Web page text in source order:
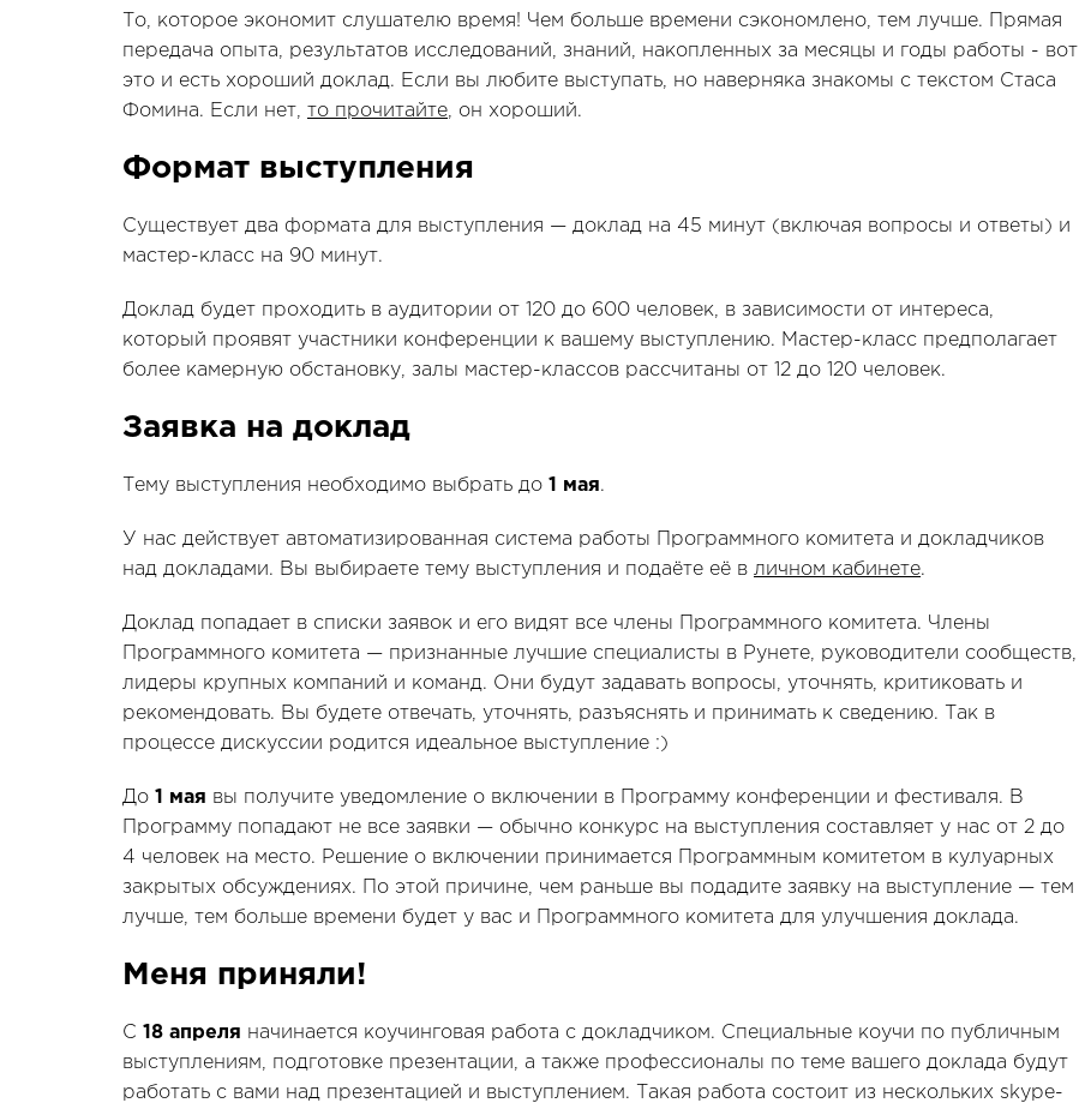
То, которое экономит слушателю время! Чем больше времени сэкономлено, тем лучше. Прямая
передача опыта, результатов исследований, знаний, накопленных за месяцы и годы работы - вот
это и есть хороший доклад. Если вы любите выступать, но наверняка знакомы с текстом Стаса
Фомина. Если нет, то прочитайте, он хороший.
Формат выступления
Существует два формата для выступления — доклад на 45 минут (включая вопросы и ответы) и
мастер-класс на 90 минут.
Доклад будет проходить в аудитории от 120 до 600 человек, в зависимости от интереса,
который проявят участники конференции к вашему выступлению. Мастер-класс предполагает
более камерную обстановку, залы мастер-классов рассчитаны от 12 до 120 человек.
Заявка на доклад
Тему выступления необходимо выбрать до 1 мая.
У нас действует автоматизированная система работы Программного комитета и докладчиков
над докладами. Вы выбираете тему выступления и подаёте её в личном кабинете.
Доклад попадает в списки заявок и его видят все члены Программного комитета. Члены
Программного комитета — признанные лучшие специалисты в Рунете, руководители сообществ,
лидеры крупных компаний и команд. Они будут задавать вопросы, уточнять, критиковать и
рекомендовать. Вы будете отвечать, уточнять, разъяснять и принимать к сведению. Так в
процессе дискуссии родится идеальное выступление :)
До 1 мая вы получите уведомление о включении в Программу конференции и фестиваля. В
Программу попадают не все заявки — обычно конкурс на выступления составляет у нас от 2 до
4 человек на место. Решение о включении принимается Программным комитетом в кулуарных
закрытых обсуждениях. По этой причине, чем раньше вы подадите заявку на выступление — тем
лучше, тем больше времени будет у вас и Программного комитета для улучшения доклада.
Меня приняли!
С 18 апреля начинается коучинговая работа с докладчиком. Специальные коучи по публичным
выступлениям, подготовке презентации, а также профессионалы по теме вашего доклада будут
работать с вами над презентацией и выступлением. Такая работа состоит из нескольких skype-